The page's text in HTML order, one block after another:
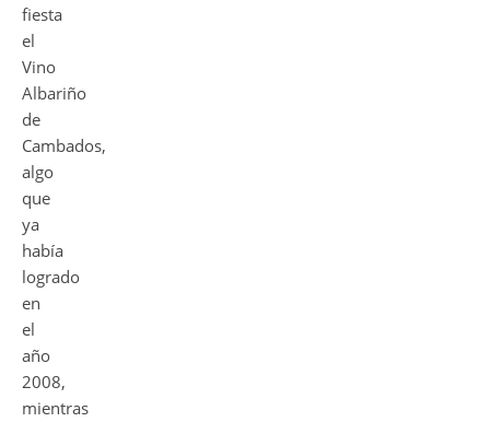
fiesta
el
Vino
Albariño
de
Cambados,
algo
que
ya
había
logrado
en
el
año
2008,
mientras